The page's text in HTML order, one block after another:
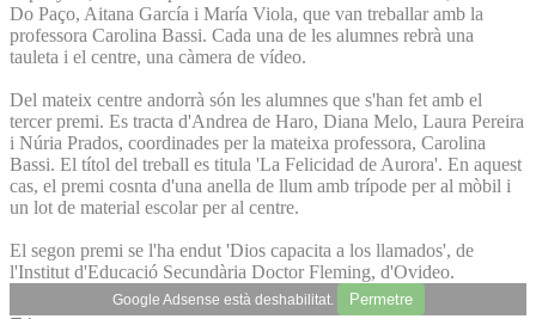
Do Paço, Aitana García i María Viola, que van treballar amb la
professora Carolina Bassi. Cada una de les alumnes rebrà una
tauleta i el centre, una càmera de vídeo.
Del mateix centre andorrà són les alumnes que s'han fet amb el
tercer premi. Es tracta d'Andrea de Haro, Diana Melo, Laura Pereira
i Núria Prados, coordinades per la mateixa professora, Carolina
Bassi. El títol del treball es titula 'La Felicidad de Aurora'. En aquest
cas, el premi cosnta d'una anella de llum amb trípode per al mòbil i
un lot de material escolar per al centre.
El segon premi se l'ha endut 'Dios capacita a los llamados', de
l'Institut d'Educació Secundària Doctor Fleming, d'Ovideo.
Google Adsense està deshabilitat. Permetre